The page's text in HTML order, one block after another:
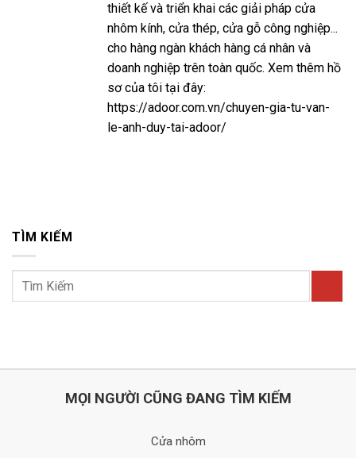
thiết kế và triển khai các giải pháp cửa
nhôm kính, cửa thép, cửa gỗ công nghiệp...
cho hàng ngàn khách hàng cá nhân và
doanh nghiệp trên toàn quốc. Xem thêm hồ
sơ của tôi tại đây:
https://adoor.com.vn/chuyen-gia-tu-van-
le-anh-duy-tai-adoor/
TÌM KIẾM
MỌI NGƯỜI CŨNG ĐANG TÌM KIẾM
Cửa nhôm